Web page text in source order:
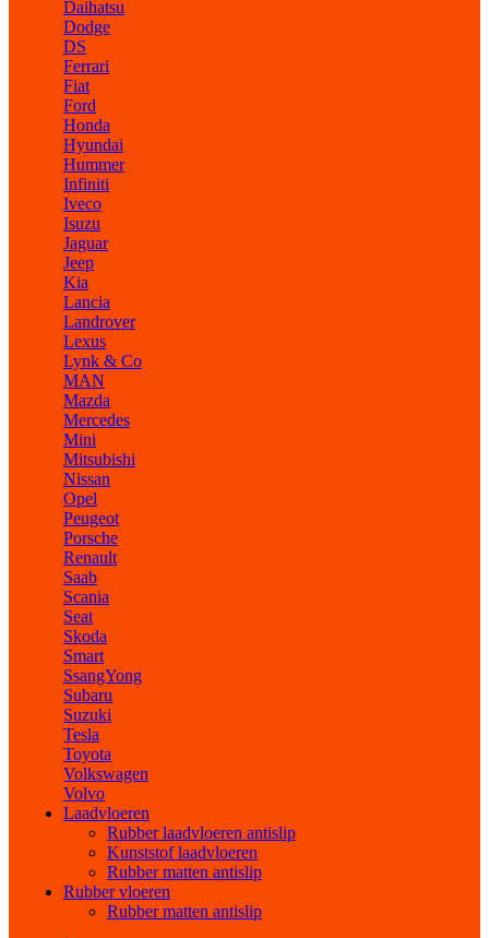
Daihatsu
Dodge
DS
Ferrari
Fiat
Ford
Honda
Hyundai
Hummer
Infiniti
Iveco
Isuzu
Jaguar
Jeep
Kia
Lancia
Landrover
Lexus
Lynk & Co
MAN
Mazda
Mercedes
Mini
Mitsubishi
Nissan
Opel
Peugeot
Porsche
Renault
Saab
Scania
Seat
Skoda
Smart
SsangYong
Subaru
Suzuki
Tesla
Toyota
Volkswagen
Volvo
Laadvloeren
Rubber laadvloeren antislip
Kunststof laadvloeren
Rubber matten antislip
Rubber vloeren
Rubber matten antislip